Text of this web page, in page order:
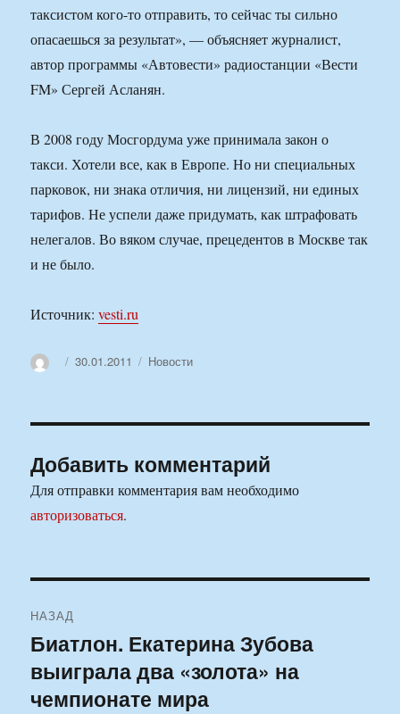
таксистом кого-то отправить, то сейчас ты сильно
опасаешься за результат», — объясняет журналист,
автор программы «Автовести» радиостанции «Вести
FM» Сергей Асланян.
В 2008 году Мосгордума уже принимала закон о
такси. Хотели все, как в Европе. Но ни специальных
парковок, ни знака отличия, ни лицензий, ни единых
тарифов. Не успели даже придумать, как штрафовать
нелегалов. Во вяком случае, прецедентов в Москве так
и не было.
Источник:vesti.ru
АвторОпубликовано
30.01.2011 Рубрики
Новости
Добавить комментарий
Для отправки комментария вам необходимо
авторизоваться.
по
записям
НАЗАД
Предыдущая
запись:
Биатлон. Екатерина Зубова
выиграла два «золота» на
чемпионате мира